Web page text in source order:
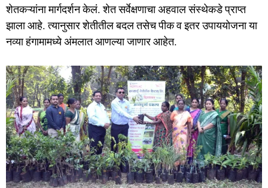
शेतकऱ्यांना मार्गदर्शन केलं. शेत सर्वेक्षणाचा अहवाल संस्थेकडे प्राप्त
झाला आहे. त्यानुसार शेतीतील बदल तसेच पीक व इतर उपाययोजना या
नव्या हंगामामध्ये अंमलात आणल्या जाणार आहेत.